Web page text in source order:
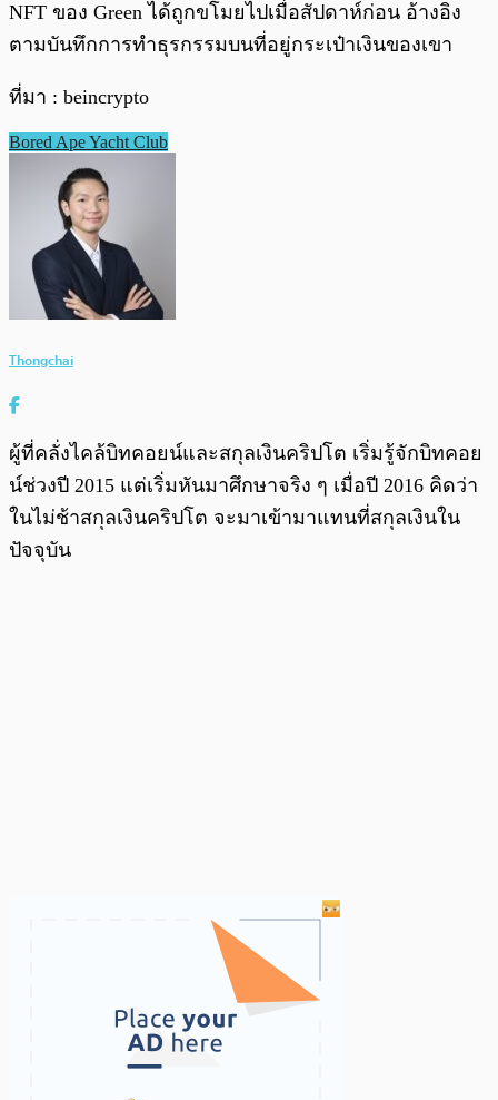
NFT ของ Green ได้ถูกขโมยไปเมื่อสัปดาห์ก่อน อ้างอิง
ตามบันทึกการทำธุรกรรมบนที่อยู่กระเป๋าเงินของเขา
ที่มา : beincrypto
Bored Ape Yacht Club
Thongchai
ผู้ที่คลั่งไคล้บิทคอยน์และสกุลเงินคริปโต เริ่มรู้จักบิทคอย
น์ช่วงปี 2015 แต่เริ่มหันมาศึกษาจริง ๆ เมื่อปี 2016 คิดว่า
ในไม่ช้าสกุลเงินคริปโต จะมาเข้ามาแทนที่สกุลเงินใน
ปัจจุบัน